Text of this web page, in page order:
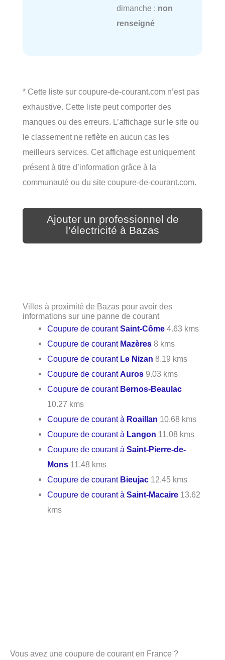
dimanche : non
renseigné
* Cette liste sur coupure-de-courant.com n’est pas
exhaustive. Cette liste peut comporter des
manques ou des erreurs. L’affichage sur le site ou
le classement ne reflète en aucun cas les
meilleurs services. Cet affichage est uniquement
présent à titre d’information grâce à la
communauté ou du site coupure-de-courant.com.
Ajouter un professionnel de
l’électricité à Bazas
Villes à proximité de Bazas pour avoir des
informations sur une panne de courant
Coupure de courantSaint-Côme 4.63 kms
Coupure de courant Mazères 8 kms
Coupure de courant Le Nizan 8.19 kms
Coupure de courantAuros 9.03 kms
Coupure de courant Bernos-Beaulac
10.27 kms
Coupure de courant à Roaillan 10.68 kms
Coupure de courant à Langon 11.08 kms
Coupure de courant àSaint-Pierre-de-
Mons 11.48 kms
Coupure de courant Bieujac 12.45 kms
Coupure de courant àSaint-Macaire 13.62
kms
Vous avez une coupure de courant en France ?